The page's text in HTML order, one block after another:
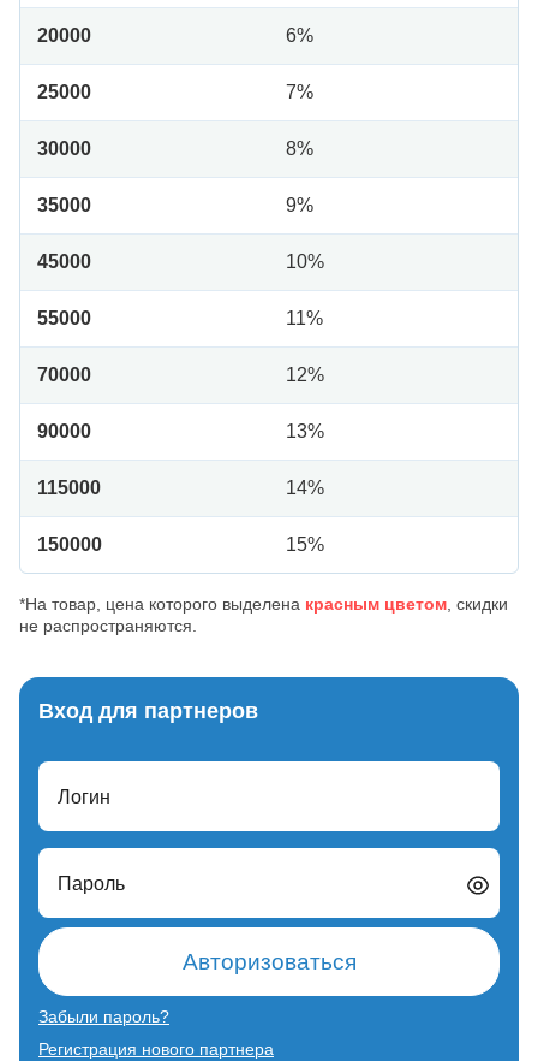
20000 6%
25000 7%
30000 8%
35000 9%
45000 10%
55000 11%
70000 12%
90000 13%
115000 14%
150000 15%
*На товар, цена которого выделена красным цветом , скидки
не распространяются.
Вход для партнеров
Логин
Пароль
Авторизоваться
Забыли пароль?
Регистрация нового партнера